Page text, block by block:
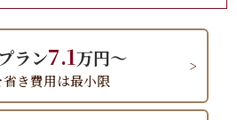
ラン7.1万円～
省き費用は最小限